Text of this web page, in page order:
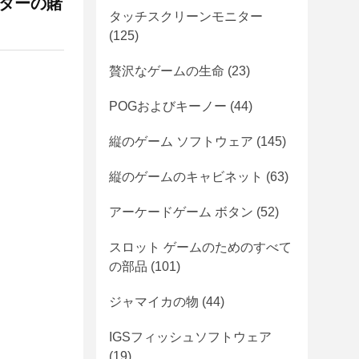
タッチスクリーンモニター
(125)
贅沢なゲームの生命 (23)
POGおよびキーノー (44)
縦のゲーム ソフトウェア (145)
縦のゲームのキャビネット (63)
アーケードゲーム ボタン (52)
スロット ゲームのためのすべて
の部品 (101)
ジャマイカの物 (44)
IGSフィッシュソフトウェア
(19)